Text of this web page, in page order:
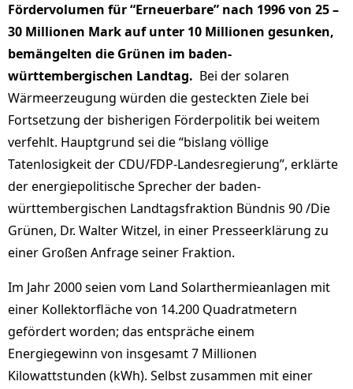
Fördervolumen für “Erneuerbare” nach 1996 von 25 –
30 Millionen Mark auf unter 10 Millionen gesunken,
bemängelten die Grünen im baden-
württembergischen Landtag. Bei der solaren
Wärmeerzeugung würden die gesteckten Ziele bei
Fortsetzung der bisherigen Förderpolitik bei weitem
verfehlt. Hauptgrund sei die “bislang völlige
Tatenlosigkeit der CDU/FDP-Landesregierung”, erklärte
der energiepolitische Sprecher der baden-
württembergischen Landtagsfraktion Bündnis 90 /Die
Grünen, Dr. Walter Witzel, in einer Presseerklärung zu
einer Großen Anfrage seiner Fraktion.
Im Jahr 2000 seien vom Land Solarthermieanlagen mit
einer Kollektorfläche von 14.200 Quadratmetern
gefördert worden; das entspräche einem
Energiegewinn von insgesamt 7 Millionen
Kilowattstunden (kWh). Selbst zusammen mit einer